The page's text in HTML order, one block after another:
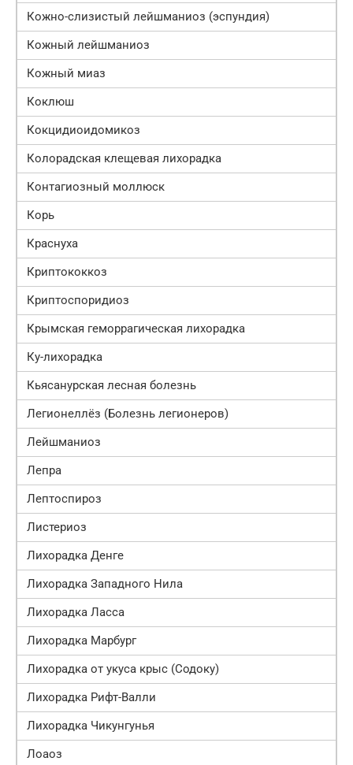
Кожно-слизистый лейшманиоз (эспундия)
Кожный лейшманиоз
Кожный миаз
Коклюш
Кокцидиоидомикоз
Колорадская клещевая лихорадка
Контагиозный моллюск
Корь
Краснуха
Криптококкоз
Криптоспоридиоз
Крымская геморрагическая лихорадка
Ку-лихорадка
Кьясанурская лесная болезнь
Легионеллёз (Болезнь легионеров)
Лейшманиоз
Лепра
Лептоспироз
Листериоз
Лихорадка Денге
Лихорадка Западного Нила
Лихорадка Ласса
Лихорадка Марбург
Лихорадка от укуса крыс (Содоку)
Лихорадка Рифт-Валли
Лихорадка Чикунгунья
Лоаоз